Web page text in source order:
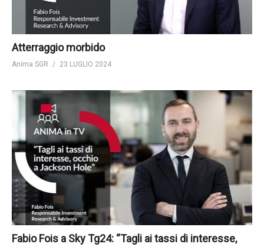
Atterraggio morbido
Anima SGR 23 LUGLIO 2024
Fabio Fois a Sky Tg24: “Tagli ai tassi di interesse,